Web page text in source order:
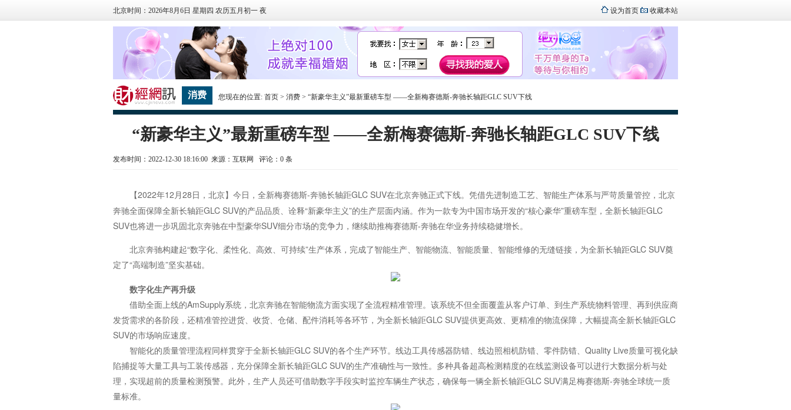
北京时间：2026年8月6日 星期四 农历五月初一 夜 设为首页 收藏本站
消费 您现在的位置: 首页> 消费> “新豪华主义”最新重磅车型 ——全新梅赛德斯-奔驰长轴距GLC SUV下线
“新豪华主义”最新重磅车型 ——全新梅赛德斯-奔驰长轴距GLC SUV下线
发布时间：2022-12-30 18:16:00 来源：互联网 评论： 0 条
【2022年12月28日，北京】今日，全新梅赛德斯-奔驰长轴距GLC SUV在北京奔驰正式下线。凭借先进制造工艺、智能生产体系与严苛质量管控，北京
奔驰全面保障全新长轴距GLC SUV的产品品质、诠释“新豪华主义”的生产层面内涵。作为一款专为中国市场开发的“核心豪华”重磅车型，全新长轴距GLC
SUV也将进一步巩固北京奔驰在中型豪华SUV细分市场的竞争力，继续助推梅赛德斯-奔驰在华业务持续稳健增长。
北京奔驰构建起“数字化、柔性化、高效、可持续”生产体系，完成了智能生产、智能物流、智能质量、智能维修的无缝链接，为全新长轴距GLC SUV奠
定了“高端制造”坚实基础。
数字化生产再升级
借助全面上线的AmSupply系统，北京奔驰在智能物流方面实现了全流程精准管理。该系统不但全面覆盖从客户订单、到生产系统物料管理、再到供应商
发货需求的各阶段，还精准管控进货、收货、仓储、配件消耗等各环节，为全新长轴距GLC SUV提供更高效、更精准的物流保障，大幅提高全新长轴距GLC
SUV的市场响应速度。
智能化的质量管理流程同样贯穿于全新长轴距GLC SUV的各个生产环节。线边工具传感器防错、线边照相机防错、零件防错、Quality Live质量可视化缺
陷捕捉等大量工具与工装传感器，充分保障全新长轴距GLC SUV的生产准确性与一致性。多种具备超高检测精度的在线监测设备可以进行大数据分析与处
理，实现超前的质量检测预警。此外，生产人员还可借助数字手段实时监控车辆生产状态，确保每一辆全新长轴距GLC SUV满足梅赛德斯-奔驰全球统一质
量标准。